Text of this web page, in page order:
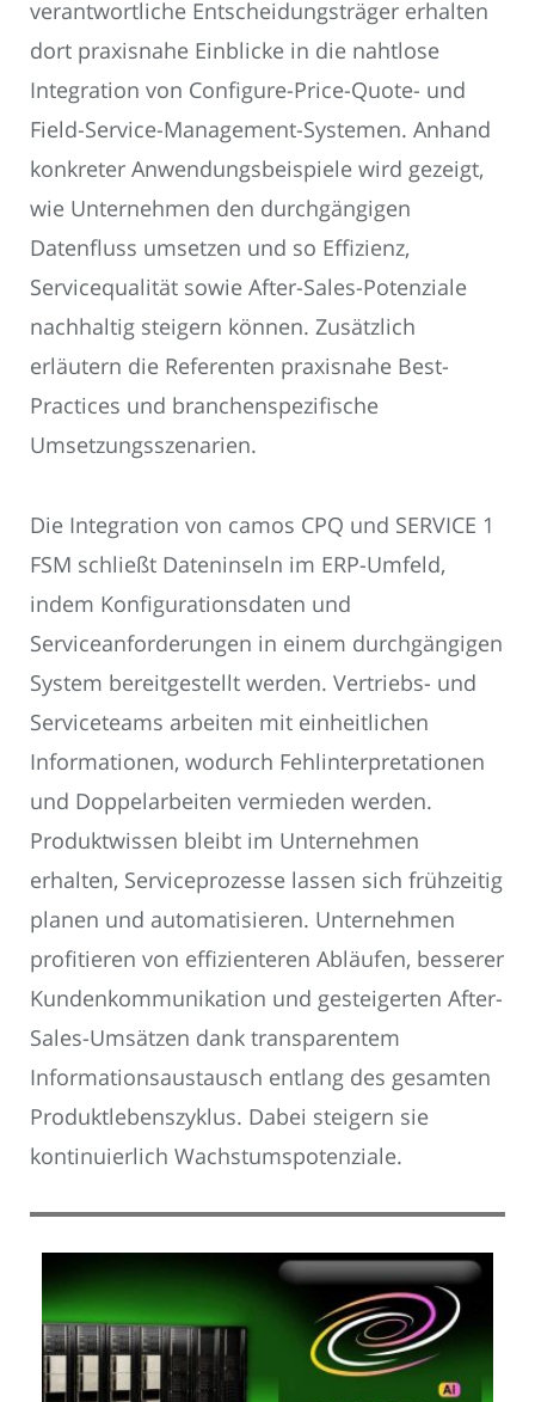
verantwortliche Entscheidungsträger erhalten
dort praxisnahe Einblicke in die nahtlose
Integration von Configure-Price-Quote- und
Field-Service-Management-Systemen. Anhand
konkreter Anwendungsbeispiele wird gezeigt,
wie Unternehmen den durchgängigen
Datenfluss umsetzen und so Effizienz,
Servicequalität sowie After-Sales-Potenziale
nachhaltig steigern können. Zusätzlich
erläutern die Referenten praxisnahe Best-
Practices und branchenspezifische
Umsetzungsszenarien.
Die Integration von camos CPQ und SERVICE 1
FSM schließt Dateninseln im ERP-Umfeld,
indem Konfigurationsdaten und
Serviceanforderungen in einem durchgängigen
System bereitgestellt werden. Vertriebs- und
Serviceteams arbeiten mit einheitlichen
Informationen, wodurch Fehlinterpretationen
und Doppelarbeiten vermieden werden.
Produktwissen bleibt im Unternehmen
erhalten, Serviceprozesse lassen sich frühzeitig
planen und automatisieren. Unternehmen
profitieren von effizienteren Abläufen, besserer
Kundenkommunikation und gesteigerten After-
Sales-Umsätzen dank transparentem
Informationsaustausch entlang des gesamten
Produktlebenszyklus. Dabei steigern sie
kontinuierlich Wachstumspotenziale.